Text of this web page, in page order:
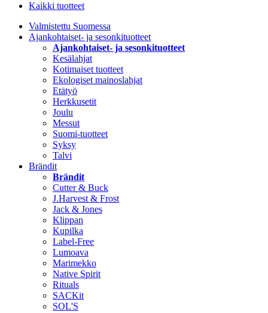
Kaikki tuotteet
Valmistettu Suomessa
Ajankohtaiset- ja sesonkituotteet
Ajankohtaiset- ja sesonkituotteet
Kesälahjat
Kotimaiset tuotteet
Ekologiset mainoslahjat
Etätyö
Herkkusetit
Joulu
Messut
Suomi-tuotteet
Syksy
Talvi
Brändit
Brändit
Cutter & Buck
J.Harvest & Frost
Jack & Jones
Klippan
Kupilka
Label-Free
Lumoava
Marimekko
Native Spirit
Rituals
SACKit
SOL'S